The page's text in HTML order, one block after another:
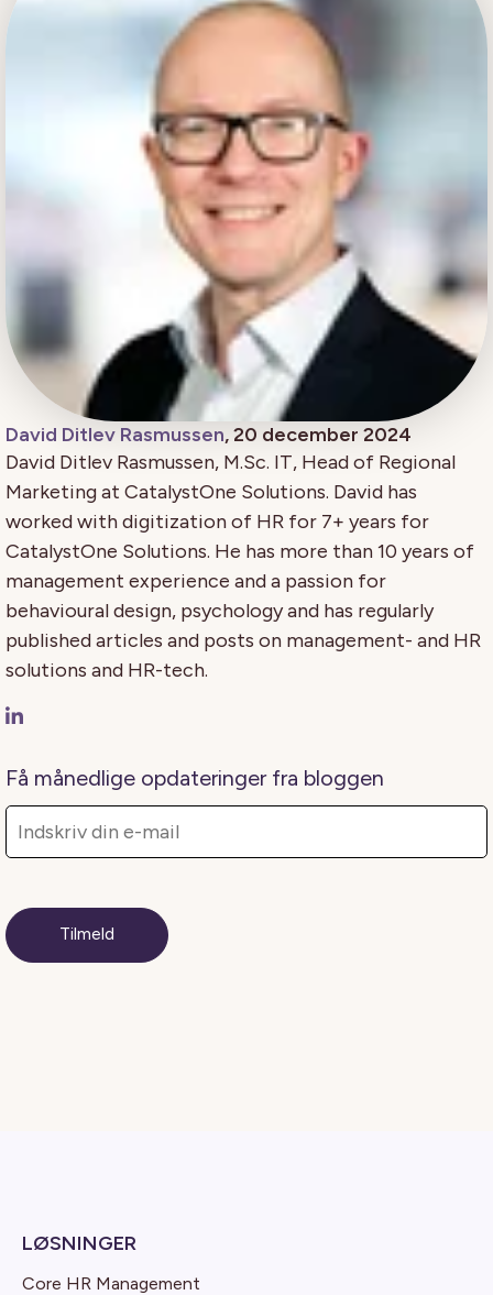
David Ditlev Rasmussen, 20 december 2024
David Ditlev Rasmussen, M.Sc. IT, Head of Regional
Marketing at CatalystOne Solutions. David has
worked with digitization of HR for 7+ years for
CatalystOne Solutions. He has more than 10 years of
management experience and a passion for
behavioural design, psychology and has regularly
published articles and posts on management- and HR
solutions and HR-tech.
Få månedlige opdateringer fra bloggen
LØSNINGER
Core HR Management